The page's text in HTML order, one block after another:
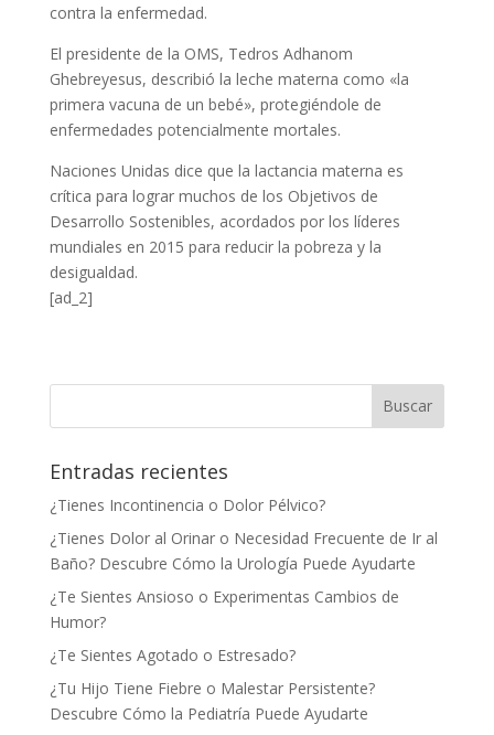
contra la enfermedad.
El presidente de la OMS, Tedros Adhanom
Ghebreyesus, describió la leche materna como «la
primera vacuna de un bebé», protegiéndole de
enfermedades potencialmente mortales.
Naciones Unidas dice que la lactancia materna es
crítica para lograr muchos de los Objetivos de
Desarrollo Sostenibles, acordados por los líderes
mundiales en 2015 para reducir la pobreza y la
desigualdad.
[ad_2]
Entradas recientes
¿Tienes Incontinencia o Dolor Pélvico?
¿Tienes Dolor al Orinar o Necesidad Frecuente de Ir al
Baño? Descubre Cómo la Urología Puede Ayudarte
¿Te Sientes Ansioso o Experimentas Cambios de
Humor?
¿Te Sientes Agotado o Estresado?
¿Tu Hijo Tiene Fiebre o Malestar Persistente?
Descubre Cómo la Pediatría Puede Ayudarte